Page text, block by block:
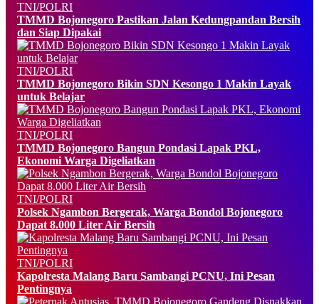
TNI/POLRI
TMMD Bojonegoro Pastikan Jalan Kedungpandan Bersih
dan Siap Dipakai
TNI/POLRI
TMMD Bojonegoro Bikin SDN Kesongo 1 Makin Layak
untuk Belajar
TNI/POLRI
TMMD Bojonegoro Bangun Pondasi Lapak PKL,
Ekonomi Warga Digeliatkan
TNI/POLRI
Polsek Ngambon Bergerak, Warga Bondol Bojonegoro
Dapat 8.000 Liter Air Bersih
TNI/POLRI
Kapolresta Malang Baru Sambangi PCNU, Ini Pesan
Pentingnya